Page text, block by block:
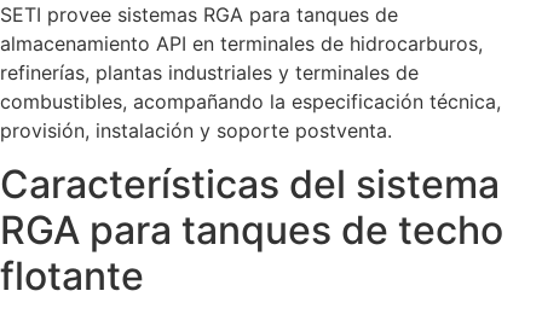
SETI provee sistemas RGA para tanques de
almacenamiento API en terminales de hidrocarburos,
refinerías, plantas industriales y terminales de
combustibles, acompañando la especificación técnica,
provisión, instalación y soporte postventa.
Características del sistema
RGA para tanques de techo
flotante